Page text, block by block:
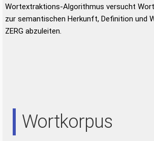
Wortextraktions-Algorithmus versucht
zur semantischen Herkunft, Definition und
ZERG abzuleiten.
Wortkorpus